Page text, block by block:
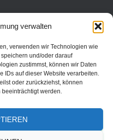
verwalten
verwenden wir Technologien wie
und/oder darauf
zustimmst, können wir Daten
IDs auf dieser Website verarbeiten.
oder zurückziehst, können
beeinträchtigt werden.